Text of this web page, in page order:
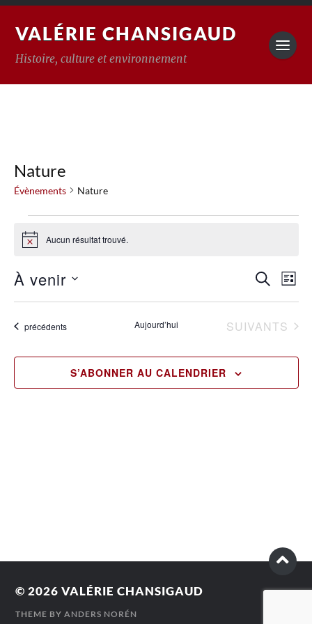
VALÉRIE CHANSIGAUD
Histoire, culture et environnement
Nature
Évènements Nature
Notice Aucun résultat trouvé.
et
de
de
LISTE
À venir
une
Évènements
précédents Aujourd’hui ÉVÈNEMENTS
SUIVANTS
S’ABONNER AU CALENDRIER
© 2026VALÉRIE CHANSIGAUD
THEME BYANDERS NORÉN